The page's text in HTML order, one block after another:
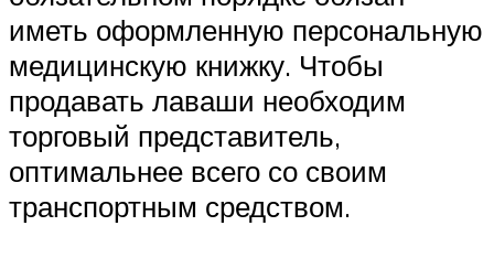
иметь оформленную персональную
медицинскую книжку. Чтобы
продавать лаваши необходим
торговый представитель,
оптимальнее всего со своим
транспортным средством.